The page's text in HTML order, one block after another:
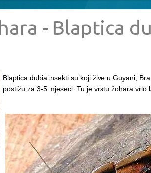
- Blaptica
Blaptica dubia insekti su koji žive u Guyani,
postižu za 3-5 mjeseci. Tu je vrstu žohara